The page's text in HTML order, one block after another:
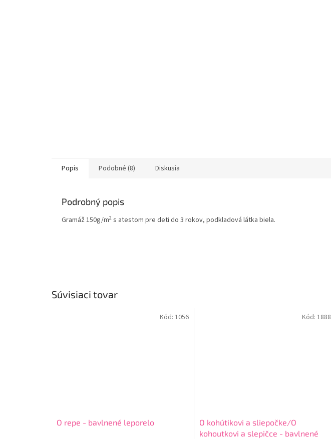
Súvisiaci tovar
O repe - bavlnené leporelo
Kód: 1056
O kohútikovi a sliepočke/O
kohoutkovi a slepičce - bavlnené
Kód: 1888
Popis Podobné (8) Diskusia
Podrobný popis
Gramáž 150g/m2 s atestom pre deti do 3 rokov, podkladová látka biela.